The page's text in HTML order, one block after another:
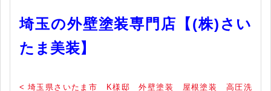
埼玉の外壁塗装専門店【(株)さい
たま美装】
< 埼玉県さいたま市 K様邸 外壁塗装 屋根塗装 高圧洗